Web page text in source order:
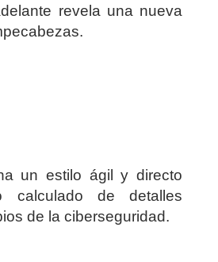
revela una nueva
un estilo ágil y directo
de detalles
de la ciberseguridad.